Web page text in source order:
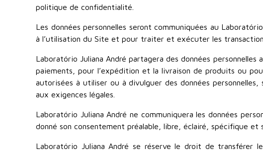
politique de confidentialité.
Les données personnelles seront communiquées au
à l’utilisation du Site et pour traiter et exécuter les
Laboratório Juliana André partagera des données
paiements, pour l’expédition et la livraison de produits ou
autorisées à utiliser ou à divulguer des données
aux exigences légales.
Laboratório Juliana André ne communiquera les données
donné son consentement préalable, libre, éclairé, spécifique et
Laboratório Juliana André se réserve le droit de transférer